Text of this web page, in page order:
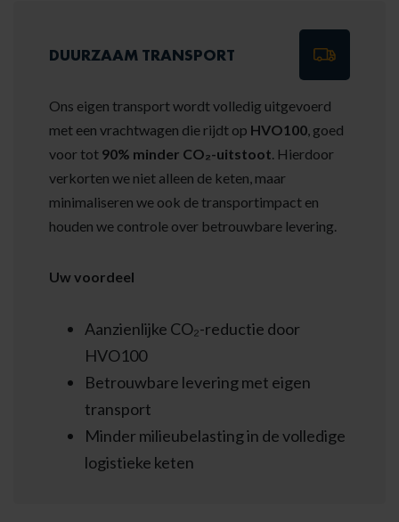
DUURZAAM TRANSPORT
Ons eigen transport wordt volledig uitgevoerd
met een vrachtwagen die rijdt op HVO100, goed
voor tot 90% minder CO₂-uitstoot. Hierdoor
verkorten we niet alleen de keten, maar
minimaliseren we ook de transportimpact en
houden we controle over betrouwbare levering.
Uw voordeel
Aanzienlijke CO₂-reductie door
HVO100
Betrouwbare levering met eigen
transport
Minder milieubelasting in de volledige
logistieke keten